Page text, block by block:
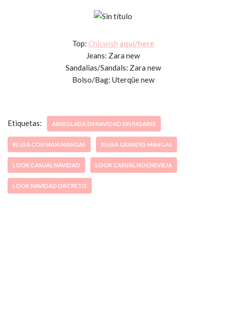
Top: Chicwish aquí/here
Jeans: Zara new
Sandalias/Sandals: Zara new
Bolso/Bag: Uterqüe new
Etiquetas: ARREGLADA EN NAVIDAD SIN PASARSE
BLUSA CON MAXI MANGAS BLUSA GRANDES MANGAS
LOOK CASUAL NAVIDAD LOOK CASUAL NOCHEVIEJA
LOOK NAVIDAD DISCRETO